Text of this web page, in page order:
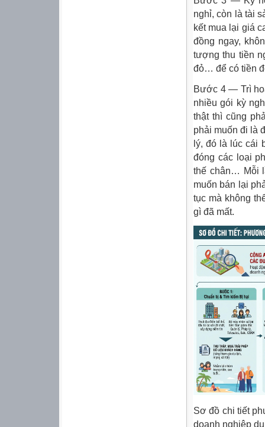
nghỉ, còn là tài
kết mua lại giá
đồng ngay,
tượng thu tiền
đỏ… để có tiền
Bước 4 — Trì
nhiều gói kỳ
thật thì cũng
phải muốn đi là
lý, đó là lúc cái
đóng các loại
thế chân… Mỗi
muốn bán lại
tục mà không
gì đã mất.
Sơ đồ chi tiết
doanh nghiệp